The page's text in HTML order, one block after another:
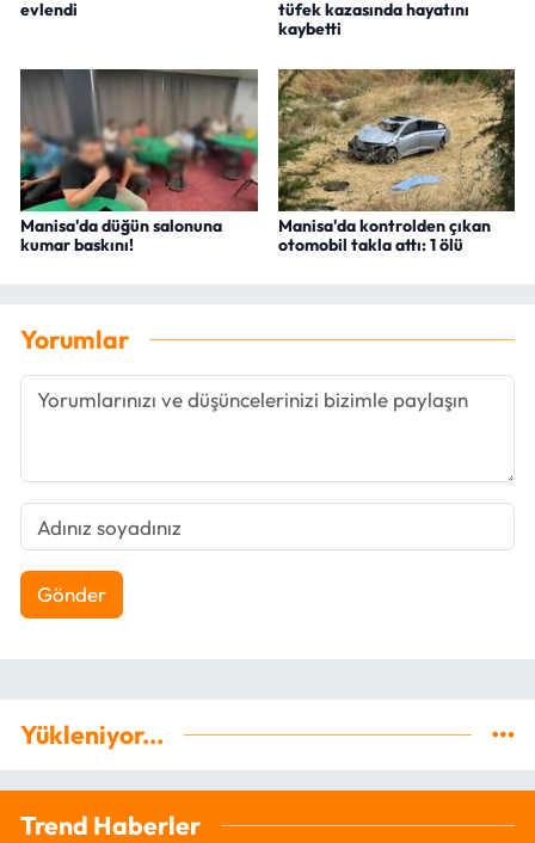
evlendi
tüfek kazasında hayatını
kaybetti
Manisa'da düğün salonuna
kumar baskını!
Manisa'da kontrolden çıkan
otomobil takla attı: 1 ölü
Yorumlar
Gönder
Yükleniyor...
Trend Haberler